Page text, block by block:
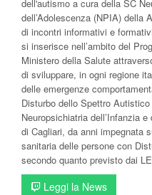
dell'autismo a cura della SC
dell’Adolescenza (NPIA) della
di incontri informativi e
si inserisce nell’ambito del
Ministero della Salute
di sviluppare, in ogni regione
delle emergenze
Disturbo dello Spettro
Neuropsichiatria dell’Infanzia
di Cagliari, da anni impegnata
sanitaria delle persone con
secondo quanto previsto dai
Leggi la News